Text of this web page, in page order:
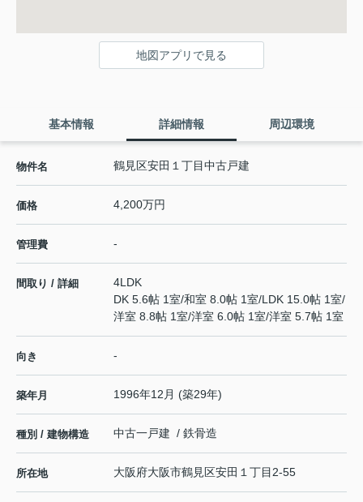
地図アプリで見る
基本情報 詳細情報 周辺環境
物件名 鶴見区安田１丁目中古戸建
価格 4,200万円
管理費 -
間取り / 詳細
4LDK
DK 5.6帖 1室/和室 8.0帖 1室/LDK 15.0帖 1室/
洋室 8.8帖 1室/洋室 6.0帖 1室/洋室 5.7帖 1室
向き -
築年月 1996年12月 (築29年)
種別 / 建物構造 中古一戸建 / 鉄骨造
所在地 大阪府大阪市鶴見区安田 １丁目2-55